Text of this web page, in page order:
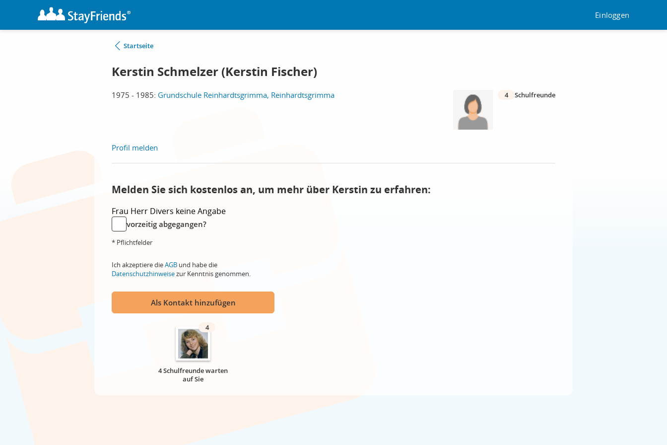
Einloggen
Startseite
Kerstin Schmelzer (Kerstin Fischer)
1975 - 1985: Grundschule Reinhardtsgrimma, Reinhardtsgrimma 4 Schulfreunde
Profil melden
Melden Sie sich kostenlos an, um mehr über Kerstin zu erfahren:
Frau Herr Divers keine Angabe
vorzeitig abgegangen?
* Pflichtfelder
Ich akzeptiere dieAGB und habe die
Datenschutzhinweisezur Kenntnis genommen.
Als Kontakt hinzufügen
4
4 Schulfreunde warten
auf Sie